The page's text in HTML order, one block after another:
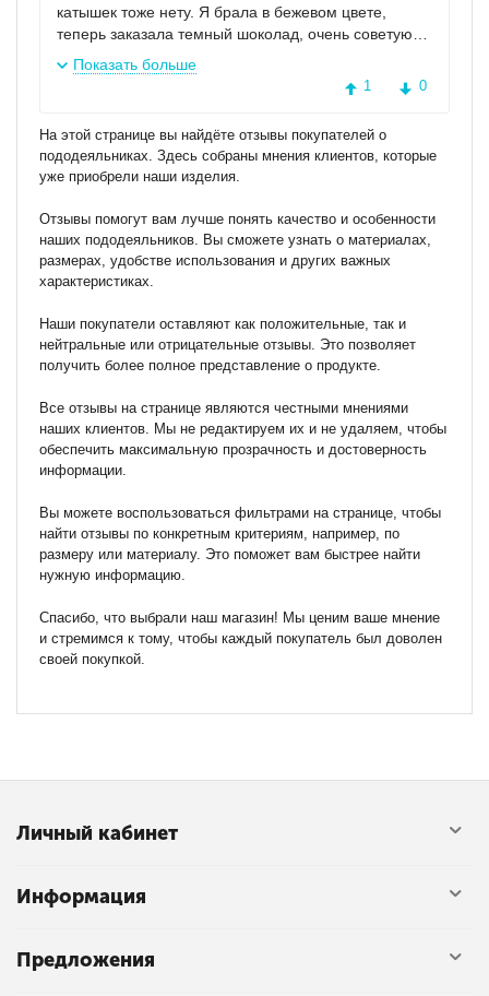
катышек тоже нету. Я брала в бежевом цвете,
теперь заказала темный шоколад, очень советую.
Можно собрать классный комплект с любым
сочетанием цветов.
Показать больше
1 0
На этой странице вы найдёте отзывы покупателей о
пододеяльниках. Здесь собраны мнения клиентов, которые
уже приобрели наши изделия.
Отзывы помогут вам лучше понять качество и особенности
наших пододеяльников. Вы сможете узнать о материалах,
размерах, удобстве использования и других важных
характеристиках.
Наши покупатели оставляют как положительные, так и
нейтральные или отрицательные отзывы. Это позволяет
получить более полное представление о продукте.
Все отзывы на странице являются честными мнениями
наших клиентов. Мы не редактируем их и не удаляем, чтобы
обеспечить максимальную прозрачность и достоверность
информации.
Вы можете воспользоваться фильтрами на странице, чтобы
найти отзывы по конкретным критериям, например, по
размеру или материалу. Это поможет вам быстрее найти
нужную информацию.
Спасибо, что выбрали наш магазин! Мы ценим ваше мнение
и стремимся к тому, чтобы каждый покупатель был доволен
своей покупкой.
Личный кабинет
Информация
Предложения